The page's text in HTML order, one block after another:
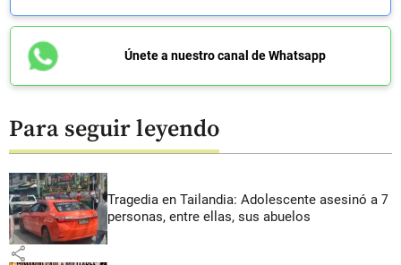
Únete a nuestro canal de Whatsapp
Para seguir leyendo
Tragedia en Tailandia: Adolescente asesinó a 7
personas, entre ellas, sus abuelos
share